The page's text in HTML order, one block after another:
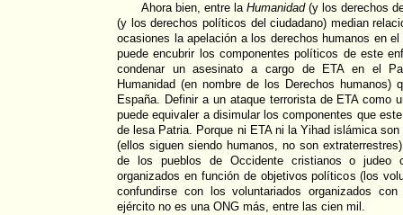
Ahora bien, entre laHumanidad(y los derechos
(y los derechos políticos del ciudadano) median
ocasiones la apelación a los derechos humanos en
puede encubrir los componentes políticos de este
condenar un asesinato a cargo de ETA en el
Humanidad (en nombre de los Derechos humanos)
España. Definir a un ataque terrorista de ETA como
puede equivaler a disimular los componentes que
de lesa Patria. Porque ni ETA ni la Yihad islámica
(ellos siguen siendo humanos, no son
de los pueblos de Occidente cristianos o judeo
organizados en función de objetivos políticos (los
confundirse con los voluntariados organizados
ejército no es una ONG más, entre las cien mil.